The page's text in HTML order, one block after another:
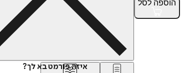
הוספה לסל
איזה פורמט בא לך?